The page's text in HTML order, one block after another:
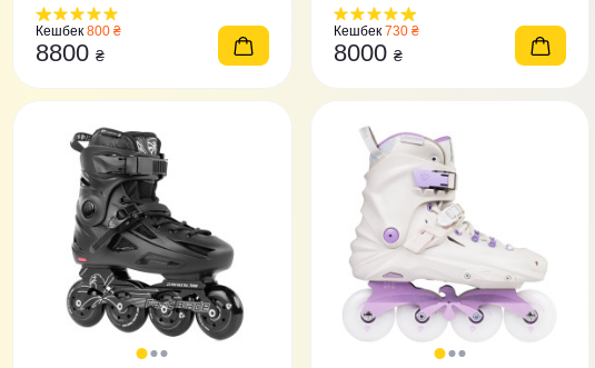
Кешбек 800 ₴
8800₴
Кешбек 730 ₴
8000 ₴